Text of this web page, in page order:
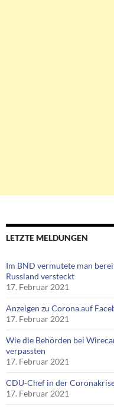
LETZTE MELDUNGEN
Im BND vermutete man
Russland versteckt
17. Februar 2021
Anzeigen zu Corona auf
17. Februar 2021
Wie die Behörden bei
verpassten
17. Februar 2021
CDU-Chef in der
17. Februar 2021